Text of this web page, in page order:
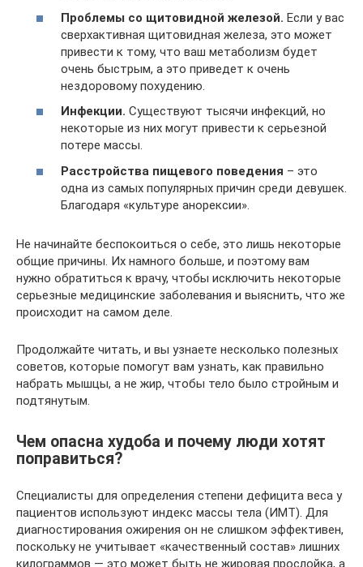
Проблемы со щитовидной железой. Если у вас
сверхактивная щитовидная железа, это может
привести к тому, что ваш метаболизм будет
очень быстрым, а это приведет к очень
нездоровому похудению.
Инфекции. Существуют тысячи инфекций, но
некоторые из них могут привести к серьезной
потере массы.
Расстройства пищевого поведения – это
одна из самых популярных причин среди девушек.
Благодаря «культуре анорексии».
Не начинайте беспокоиться о себе, это лишь некоторые
общие причины. Их намного больше, и поэтому вам
нужно обратиться к врачу, чтобы исключить некоторые
серьезные медицинские заболевания и выяснить, что же
происходит на самом деле.
Продолжайте читать, и вы узнаете несколько полезных
советов, которые помогут вам узнать, как правильно
набрать мышцы, а не жир, чтобы тело было стройным и
подтянутым.
Чем опасна худоба и почему люди хотят
поправиться?
Специалисты для определения степени дефицита веса у
пациентов используют индекс массы тела (ИМТ). Для
диагностирования ожирения он не слишком эффективен,
поскольку не учитывает «качественный состав» лишних
килограммов — это может быть не жировая прослойка, а